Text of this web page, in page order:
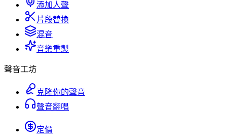
添加人聲
片段替換
混音
音樂重製
聲音工坊
克隆你的聲音
聲音翻唱
定價